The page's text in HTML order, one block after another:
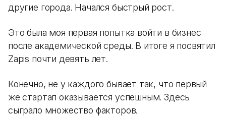
другие города. Начался быстрый рост.
Это была моя первая попытка войти в бизнес
после академической среды. В итоге я посвятил
Zapis почти девять лет.
Конечно, не у каждого бывает так, что первый
же стартап оказывается успешным. Здесь
сыграло множество факторов.